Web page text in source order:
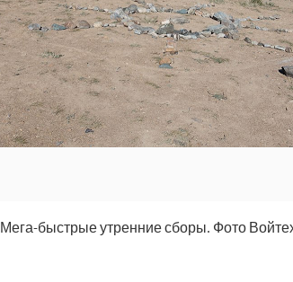
Мега-быстрые утренние сборы. Фото